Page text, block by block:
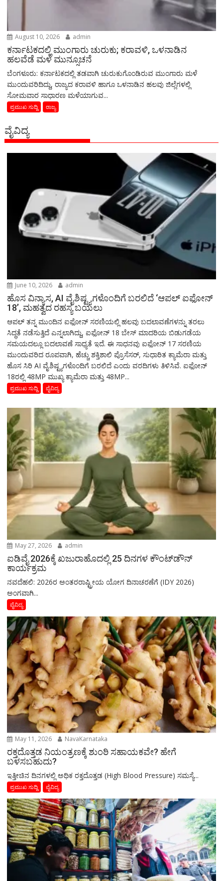
August 10, 2026 admin
ಕರ್ನಾಟಕದಲ್ಲಿ ಮುಂಗಾರು ಚುರುಕು; ಕರಾವಳಿ, ಒಳನಾಡಿನ
ಹಲವೆಡೆ ಮಳೆ ಮುನ್ಸೂಚನೆ
ಬೆಂಗಳೂರು: ಕರ್ನಾಟಕದಲ್ಲಿ ತಡವಾಗಿ ಚುರುಕುಗೊಂಡಿರುವ ಮುಂಗಾರು ಮಳೆ
ಮುಂದುವರಿದಿದ್ದು, ರಾಜ್ಯದ ಕರಾವಳಿ ಹಾಗೂ ಒಳನಾಡಿನ ಹಲವು ಜಿಲ್ಲೆಗಳಲ್ಲಿ
ಸೋಮವಾರ ಸಾಧಾರಣ ಮಳೆಯಾಗುವ...
ಪ್ರಮುಖ ಸುದ್ದಿ ರಾಜ್ಯ
ವೈವಿದ್ಯ
June 10, 2026 admin
ಹೊಸ ವಿನ್ಯಾಸ, AI ವೈಶಿಷ್ಟ್ಯಗಳೊಂದಿಗೆ ಬರಲಿದೆ ‘ಆಪಲ್ ಐಫೋನ್
18’, ಮಹತ್ವದ ರಹಸ್ಯ ಬಯಲು
ಆಪಲ್ ತನ್ನ ಮುಂದಿನ ಐಫೋನ್ ಸರಣಿಯಲ್ಲಿ ಹಲವು ಬದಲಾವಣೆಗಳನ್ನು ತರಲು
ಸಿದ್ಧತೆ ನಡೆಸುತ್ತಿದೆ ಎನ್ನಲಾಗಿದ್ದು, ಐಫೋನ್ 18 ಬೇಸ್ ಮಾದರಿಯ ಬಿಡುಗಡೆಯ
ಸಮಯದಲ್ಲೂ ಬದಲಾವಣೆ ಸಾಧ್ಯತೆ ಇದೆ. ಈ ಸಾಧನವು ಐಫೋನ್ 17 ಸರಣಿಯ
ಮುಂದುವರಿದ ರೂಪವಾಗಿ, ಹೆಚ್ಚು ಶಕ್ತಿಶಾಲಿ ಪ್ರೊಸೆಸರ್, ಸುಧಾರಿತ ಕ್ಯಾಮೆರಾ ಮತ್ತು
ಹೊಸ ಸಿರಿ AI ವೈಶಿಷ್ಟ್ಯಗಳೊಂದಿಗೆ ಬರಲಿದೆ ಎಂದು ವರದಿಗಳು ತಿಳಿಸಿವೆ. ಐಫೋನ್
18ರಲ್ಲಿ 48MP ಮುಖ್ಯ ಕ್ಯಾಮೆರಾ ಮತ್ತು 48MP...
ಪ್ರಮುಖ ಸುದ್ದಿ ವೈವಿದ್ಯ
May 27, 2026 admin
ಐಡಿವೈ 2026ಕ್ಕೆ ಖಜುರಾಹೊದಲ್ಲಿ 25 ದಿನಗಳ ಕೌಂಟ್‌ಡೌನ್
ಕಾರ್ಯಕ್ರಮ
ನವದೆಹಲಿ: 2026ರ ಅಂತರರಾಷ್ಟ್ರೀಯ ಯೋಗ ದಿನಾಚರಣೆಗೆ (IDY 2026)
ಅಂಗವಾಗಿ...
ವೈವಿದ್ಯ
May 11, 2026 NavaKarnataka
ರಕ್ತದೊತ್ತಡ ನಿಯಂತ್ರಣಕ್ಕೆ ಶುಂಠಿ ಸಹಾಯಕವೇ? ಹೇಗೆ
ಬಳಸಬಹುದು?
ಇತ್ತೀಚಿನ ದಿನಗಳಲ್ಲಿ ಅಧಿಕ ರಕ್ತದೊತ್ತಡ (High Blood Pressure) ಸಮಸ್ಯೆ...
ಪ್ರಮುಖ ಸುದ್ದಿ ವೈವಿದ್ಯ